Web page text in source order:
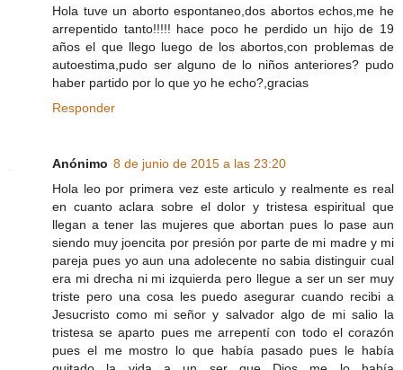
Hola tuve un aborto espontaneo,dos abortos echos,me he
arrepentido tanto!!!!! hace poco he perdido un hijo de 19
años el que llego luego de los abortos,con problemas de
autoestima,pudo ser alguno de lo niños anteriores? pudo
haber partido por lo que yo he echo?,gracias
Responder
Anónimo 8 de junio de 2015 a las 23:20
Hola leo por primera vez este articulo y realmente es real
en cuanto aclara sobre el dolor y tristesa espiritual que
llegan a tener las mujeres que abortan pues lo pase aun
siendo muy joencita por presión por parte de mi madre y mi
pareja pues yo aun una adolecente no sabia distinguir cual
era mi drecha ni mi izquierda pero llegue a ser un ser muy
triste pero una cosa les puedo asegurar cuando recibi a
Jesucristo como mi señor y salvador algo de mi salio la
tristesa se aparto pues me arrepentí con todo el corazón
pues el me mostro lo que había pasado pues le había